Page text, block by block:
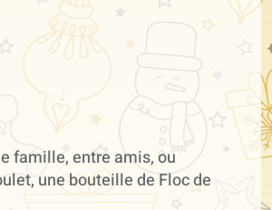
famille, entre amis, ou
une bouteille de Floc de